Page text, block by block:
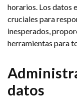
horarios. Los datos
cruciales para
inesperados,
herramientas para
datos